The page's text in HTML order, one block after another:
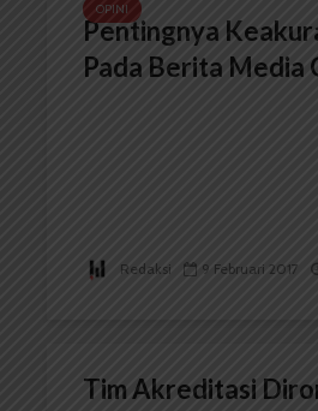
OPINI
Pentingnya
Pada Berita Media
Redaksi 9 Februari 2017
Tim Akreditasi